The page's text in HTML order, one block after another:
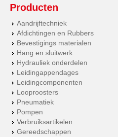
Producten
Aandrijftechniek
Afdichtingen en Rubbers
Bevestigings materialen
Hang en sluitwerk
Hydrauliek onderdelen
Leidingappendages
Leidingcomponenten
Looproosters
Pneumatiek
Pompen
Verbruiksartikelen
Gereedschappen